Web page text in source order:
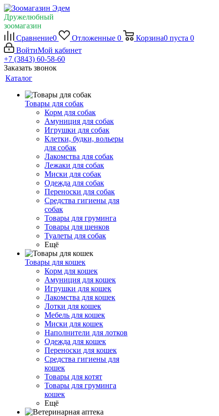
Дружелюбный
зоомагазин
Сравнение0 Отложенные 0 Корзина0 пуста 0
ВойтиМой кабинет
+7 (3843) 60-58-60
Заказать звонок
Каталог
Товары для собак
Корм для собак
Амуниция для собак
Игрушки для собак
Клетки, будки, вольеры
для собак
Лакомства для собак
Лежаки для собак
Миски для собак
Одежда для собак
Переноски для собак
Средства гигиены для
собак
Товары для груминга
Товары для щенков
Туалеты для собак
Ещё
Товары для кошек
Корм для кошек
Амуниция для кошек
Игрушки для кошек
Лакомства для кошек
Лотки для кошек
Мебель для кошек
Миски для кошек
Наполнители для лотков
Одежда для кошек
Переноски для кошек
Средства гигиены для
кошек
Товары для котят
Товары для груминга
кошек
Ещё